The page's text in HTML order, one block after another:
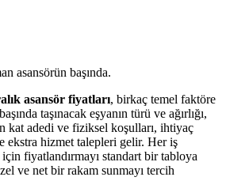
asansörün başında.
asansör fiyatları, birkaç temel faktöre
taşınacak eşyanın türü ve ağırlığı,
kat adedi ve fiziksel koşulları, ihtiyaç
ekstra hizmet talepleri gelir. Her iş
fiyatlandırmayı standart bir tabloya
ve net bir rakam sunmayı tercih